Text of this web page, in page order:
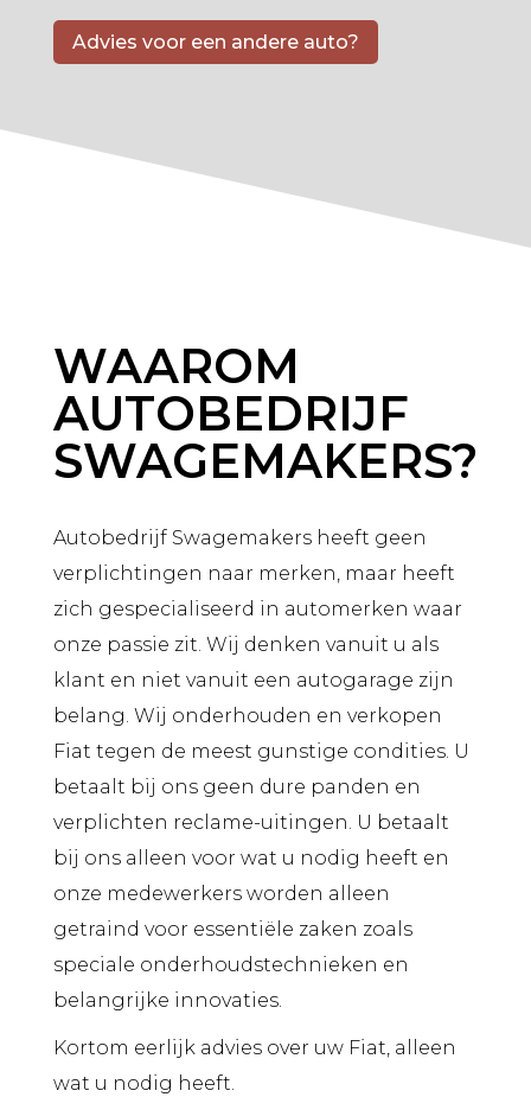
Advies voor een andere auto?
WAAROM
AUTOBEDRIJF
SWAGEMAKERS?
Autobedrijf Swagemakers heeft geen
verplichtingen naar merken, maar heeft
zich gespecialiseerd in automerken waar
onze passie zit. Wij denken vanuit u als
klant en niet vanuit een autogarage zijn
belang. Wij onderhouden en verkopen
Fiat tegen de meest gunstige condities. U
betaalt bij ons geen dure panden en
verplichten reclame-uitingen. U betaalt
bij ons alleen voor wat u nodig heeft en
onze medewerkers worden alleen
getraind voor essentiële zaken zoals
speciale onderhoudstechnieken en
belangrijke innovaties.
Kortom eerlijk advies over uw Fiat, alleen
wat u nodig heeft.